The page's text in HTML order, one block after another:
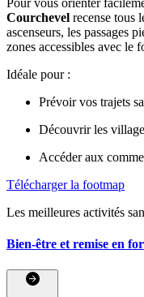
Pour vous orienter
Courchevel recense tous
ascenseurs, les passages
zones accessibles avec le
Idéale pour :
Prévoir vos trajets
Découvrir les
Accéder aux
Télécharger la footmap
Les meilleures activités
Bien-être et remise en